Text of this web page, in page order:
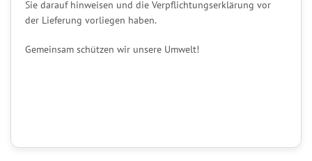
Sie darauf hinweisen und die Verpflichtungserklärung vor
der Lieferung vorliegen haben.
Gemeinsam schützen wir unsere Umwelt!